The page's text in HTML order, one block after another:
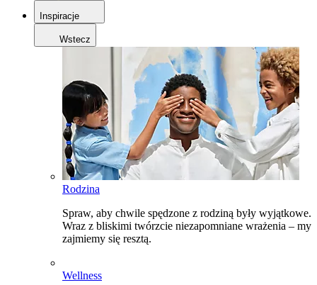
Inspiracje
Wstecz
Rodzina
Spraw, aby chwile spędzone z rodziną były wyjątkowe.
Wraz z bliskimi twórzcie niezapomniane wrażenia – my
zajmiemy się resztą.
Wellness